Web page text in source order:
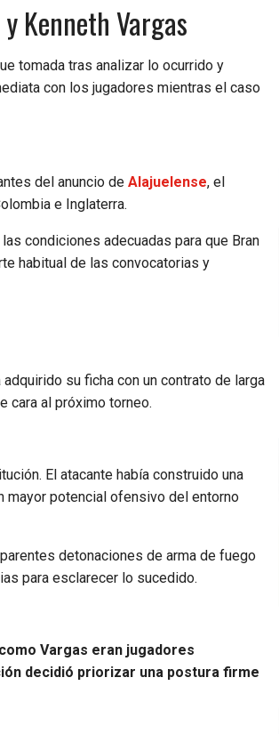
Kenneth Vargas
tomada tras analizar lo ocurrido y
con los jugadores mientras el caso
del anuncio de Alajuelense, el
e Inglaterra.
condiciones adecuadas para que Bran
habitual de las convocatorias y
su ficha con un contrato de larga
cara al próximo torneo.
El atacante había construido una
potencial ofensivo del entorno
detonaciones de arma de fuego
para esclarecer lo sucedido.
Vargas eran jugadores
decidió priorizar una postura firme